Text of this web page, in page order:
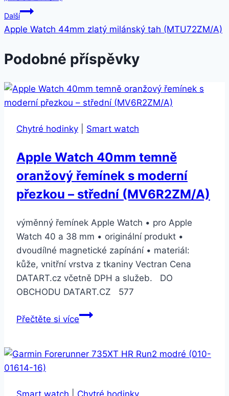
Další
Apple Watch 44mm zlatý milánský tah (MTU72ZM/A)
Podobné příspěvky
Chytré hodinky Smart watch
Apple Watch 40mm temně
oranžový řemínek s moderní
přezkou – střední (MV6R2ZM/A)
výměnný řemínek Apple Watch • pro Apple
Watch 40 a 38 mm • originální produkt •
dvoudílné magnetické zapínání • materiál:
kůže, vnitřní vrstva z tkaniny Vectran Cena
DATART.cz včetně DPH a služeb. DO
OBCHODU DATART.CZ 577
Přečtěte si víceApple
temně
Smart watch Chytré hodinky